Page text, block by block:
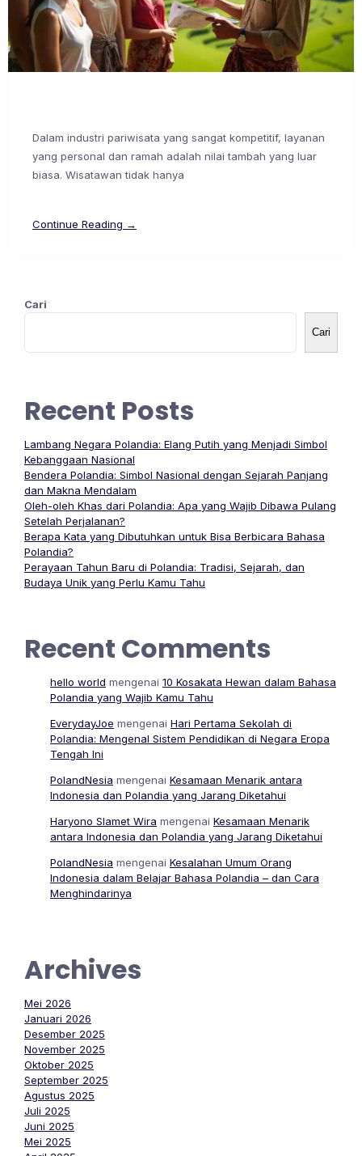
Dalam industri pariwisata yang sangat kompetitif, layanan
yang personal dan ramah adalah nilai tambah yang luar
biasa. Wisatawan tidak hanya
Continue Reading →
Cari
Cari
Recent Posts
Lambang Negara Polandia: Elang Putih yang Menjadi Simbol
Kebanggaan Nasional
Bendera Polandia: Simbol Nasional dengan Sejarah Panjang
dan Makna Mendalam
Oleh-oleh Khas dari Polandia: Apa yang Wajib Dibawa Pulang
Setelah Perjalanan?
Berapa Kata yang Dibutuhkan untuk Bisa Berbicara Bahasa
Polandia?
Perayaan Tahun Baru di Polandia: Tradisi, Sejarah, dan
Budaya Unik yang Perlu Kamu Tahu
Recent Comments
hello world mengenai 10 Kosakata Hewan dalam Bahasa
Polandia yang Wajib Kamu Tahu
EverydayJoe mengenai Hari Pertama Sekolah di
Polandia: Mengenal Sistem Pendidikan di Negara Eropa
Tengah Ini
PolandNesia mengenai Kesamaan Menarik antara
Indonesia dan Polandia yang Jarang Diketahui
Haryono Slamet Wira mengenai Kesamaan Menarik
antara Indonesia dan Polandia yang Jarang Diketahui
PolandNesia mengenai Kesalahan Umum Orang
Indonesia dalam Belajar Bahasa Polandia – dan Cara
Menghindarinya
Archives
Mei 2026
Januari 2026
Desember 2025
November 2025
Oktober 2025
September 2025
Agustus 2025
Juli 2025
Juni 2025
Mei 2025